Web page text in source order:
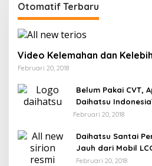
Otomatif Terbaru
Video Kelemahan dan
Februari 20, 2018
Belum Pakai CVT,
Daihatsu
Februari 20, 2018
Daihatsu Santai
Jauh dari Mobil
Februari 20, 2018